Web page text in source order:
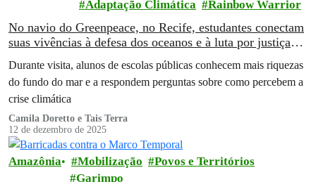
Adaptação Climática Rainbow Warrior
No navio do Greenpeace, no Recife, estudantes conectam
suas vivências à defesa dos oceanos e à luta por justiça
Durante visita, alunos de escolas públicas conhecem mais riquezas
do fundo do mar e a respondem perguntas sobre como percebem a
crise climática
Camila Doretto e Tais Terra
12 de dezembro de 2025
Amazônia Mobilização
Povos e Territórios
Garimpo